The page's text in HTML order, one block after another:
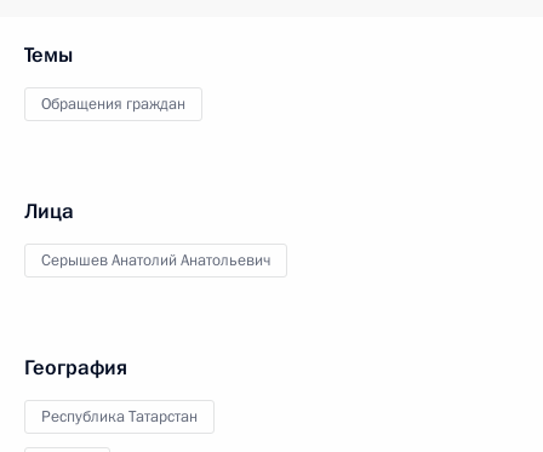
Темы
Обращения граждан
Лица
Серышев Анатолий Анатольевич
География
Республика Татарстан